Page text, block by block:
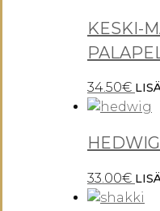
KESKI-
34.50€
33.00€